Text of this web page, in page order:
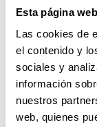
Esta página
Las cookies de
el contenido y
sociales y
información
nuestros
web, quienes